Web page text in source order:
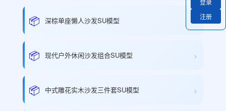
📦 深棕单座懒人沙发SU模型 ›
📦 现代户外休闲沙发组合SU模型 ›
📦 中式雕花实木沙发三件套SU模型 ›
注册